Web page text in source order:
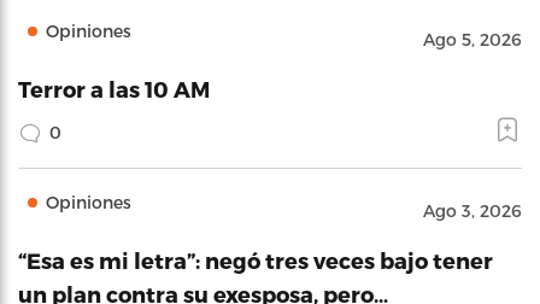
Opiniones Ago 5, 2026
Terror a las 10 AM
0
Opiniones Ago 3, 2026
“Esa es mi letra”: negó tres veces bajo tener
un plan contra su exesposa, pero…